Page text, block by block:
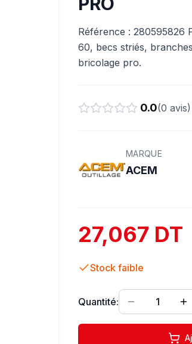
Référence : 280595826
60, becs striés,
bricolage pro.
0.0(0 avis)
MARQUE
ACEM
27,067 DT
Stock faible
Quantité: 1